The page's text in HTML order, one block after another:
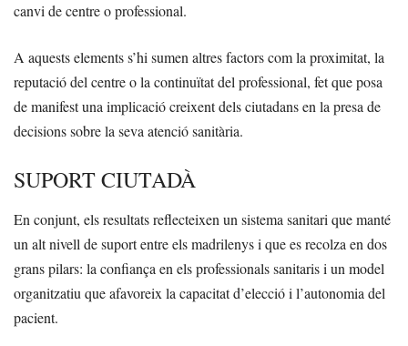
canvi de centre o professional.
A aquests elements s’hi sumen altres factors com la proximitat, la
reputació del centre o la continuïtat del professional, fet que posa
de manifest una implicació creixent dels ciutadans en la presa de
decisions sobre la seva atenció sanitària.
SUPORT CIUTADÀ
En conjunt, els resultats reflecteixen un sistema sanitari que manté
un alt nivell de suport entre els madrilenys i que es recolza en dos
grans pilars: la confiança en els professionals sanitaris i un model
organitzatiu que afavoreix la capacitat d’elecció i l’autonomia del
pacient.